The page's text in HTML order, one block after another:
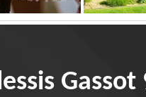
Gassot